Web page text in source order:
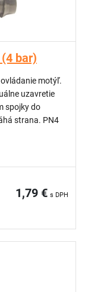
bar)
motýľ.
uzavretie
spojky do
potrubia jedna strana, závitové napojenie dráhá strana. PN4
1,79 € s DPH